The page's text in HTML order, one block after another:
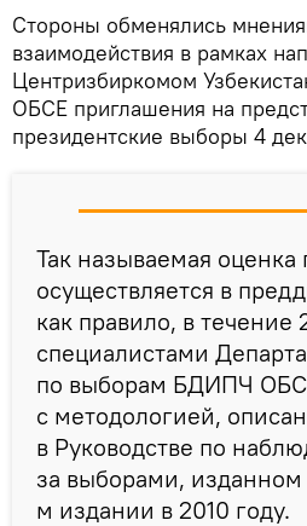
Стороны обменялись
взаимодействия в рамках
Центризбиркомом
ОБСЕ приглашения на
президентские выборы 4
Так называемая оценка
осуществляется в
как правило, в течение
специалистами
по выборам БДИПЧ
с методологией,
в Руководстве по
за выборами,
м издании в 2010 году.